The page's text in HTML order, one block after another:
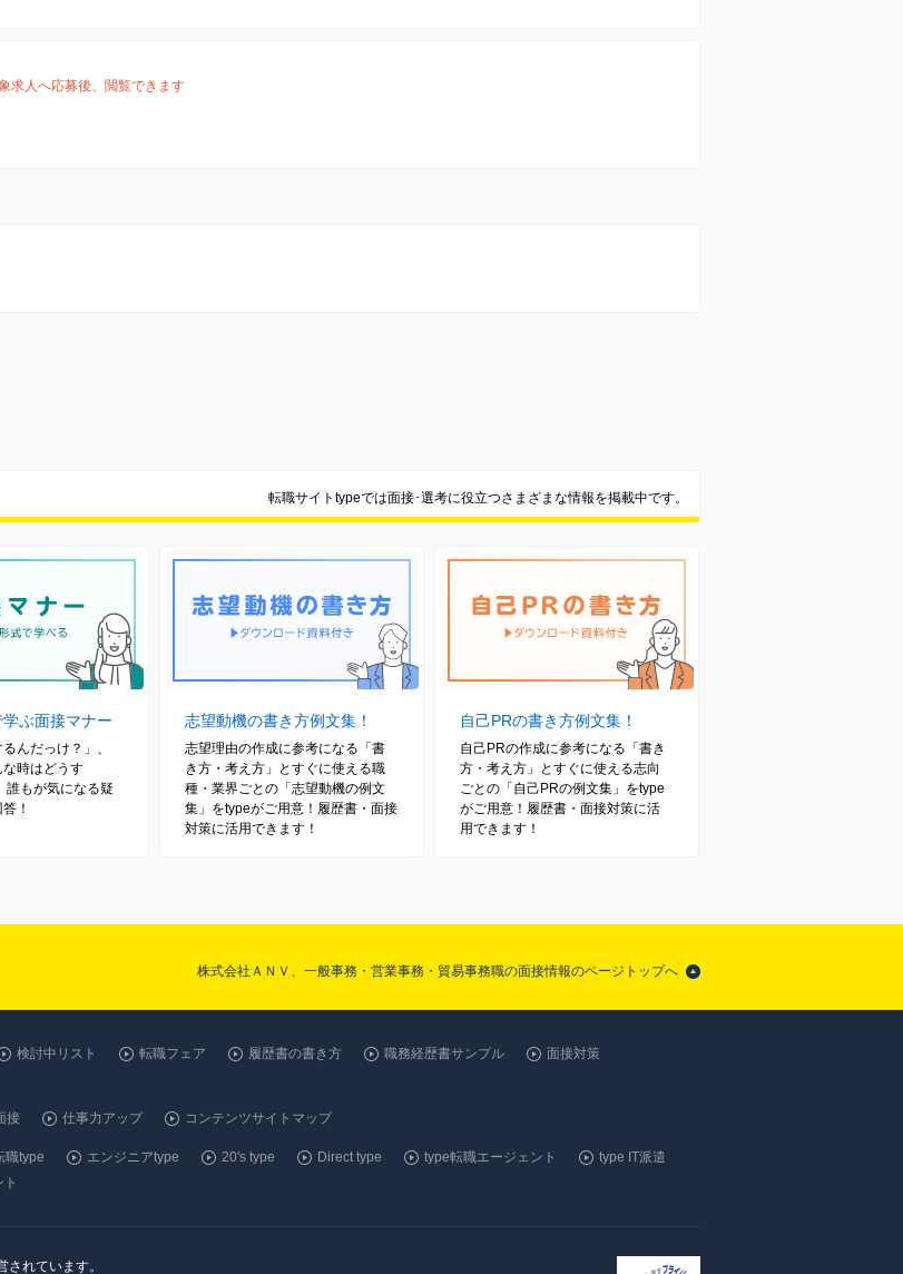
求人へ応募後、閲覧できます
転職サイトtypeでは面接･選考に役立つさまざまな情報を掲載中です。
ぶ面接マナー
んだっけ？」、
な時はどうす
もが気になる疑
！
志望動機の書き方例文集！
志望理由の作成に参考になる「書
き方・考え方」とすぐに使える職
種・業界ごとの「志望動機の例文
集」をtypeがご用意！履歴書・面接
対策に活用できます！
自己PRの書き方例文集！
自己PRの作成に参考になる「書き
方・考え方」とすぐに使える志向
ごとの「自己PRの例文集」をtype
がご用意！履歴書・面接対策に活
用できます！
株式会社ＡＮＶ、一般事務・営業事務・貿易事務職の面接情報のページトップへ
検討中リスト 転職フェア 履歴書の書き方 職務経歴書サンプル
面接対策
接 仕事力アップ コンテンツサイトマップ
職type エンジニアtype 20's type Direct type type転職エージェント
type IT派遣
れています。